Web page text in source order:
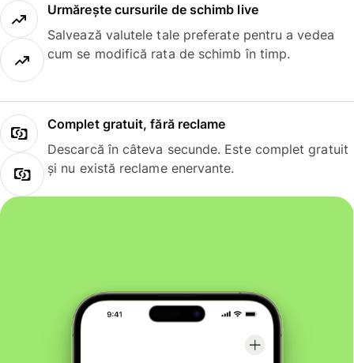
Urmărește cursurile de schimb live
Salvează valutele tale preferate pentru a vedea
cum se modifică rata de schimb în timp.
Complet gratuit, fără reclame
Descarcă în câteva secunde. Este complet gratuit
și nu există reclame enervante.